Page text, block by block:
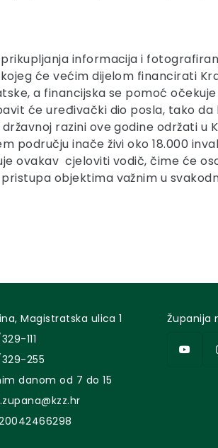
informacija i
će većim dijelom financirati
a financijska se pomoć
će uređivački dio posla, tako
razini ove godine održati u
području inače živi oko 18.000
ovakav cjeloviti vodič, čime će
objektima važnim u
Magistratska ulica 1
111
255
danom od 7 do 15
Županija